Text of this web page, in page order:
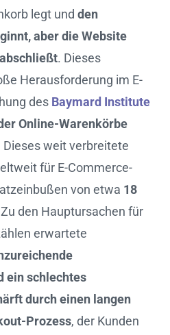
legt und den
aber die Website
. Dieses
Herausforderung im E-
des Baymard Institute
Online-Warenkörbe
Dieses weit verbreitete
für E-Commerce-
von etwa 18
den Hauptursachen für
erwartete
ein schlechtes
durch einen langen
Prozess, der Kunden